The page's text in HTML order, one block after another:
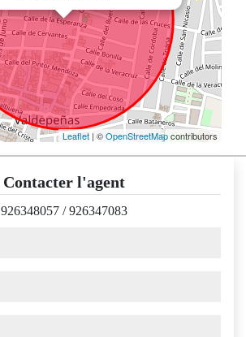
Leaflet | ©OpenStreetMapcontributors
Contacter l'agent
926348057 /926347083